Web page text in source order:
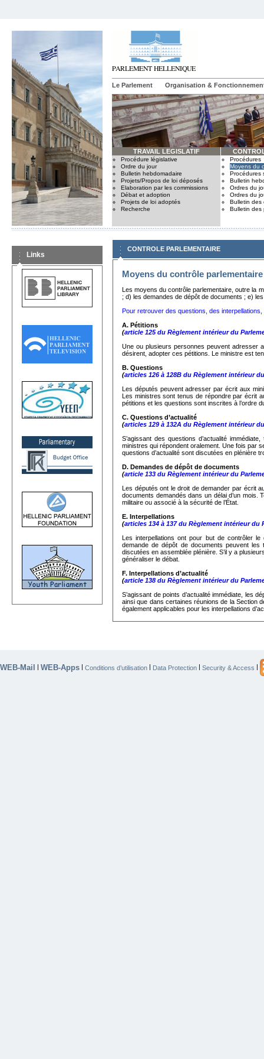
Le Parlement Organisation &
TRAVAIL LEGISLATIF
Procédure législative
Ordre du jour
Bulletin hebdomadaire
Projets/Propos de loi déposés
Elaboration par les commissions
Débat et adoption
Projets de loi adoptés
Recherche
Procédures
Moyens du
Procédures
Bulletin
Ordres du
Ordres du
Bulletin des
Bulletin des
Links
CONTROLE PARLEMENTAIRE
Moyens du contrôle parlementaire
Les moyens du contrôle parlementaire, outre la
; d) les demandes de dépôt de documents ; e)
Pour retrouver des questions, des
A. Pétitions
(article 125 du Règlement intérieur du
Une ou plusieurs personnes peuvent adresser
désirent, adopter ces pétitions. Le ministre est
Β. Questions
(articles 126 à 128B du Règlement intérieur
Les députés peuvent adresser par écrit aux
Les ministres sont tenus de répondre par écrit
pétitions et les questions sont inscrites à l’ordre
C. Questions d’actualité
(articles 129 à 132A du Règlement intérieur
S’agissant des questions d’actualité
ministres qui répondent oralement. Une fois par
questions d’actualité sont discutées en plénière
D. Demandes de dépôt de documents
(article 133 du Règlement intérieur du
Les députés ont le droit de demander par écrit
documents demandés dans un délai d’un
militaire ou associé à la sécurité de l’État.
Ε. Interpellations
(articles 134 à 137 du Règlement intérieur du
Les interpellations ont pour but de contrôler
demande de dépôt de documents peuvent les
discutées en assemblée plénière. S’il y a
généraliser le débat.
F. Interpellations d’actualité
(article 138 du Règlement intérieur du
S’agissant depoints d’actualité immédiate, les
ainsi que dans certaines réunions de la Section
également applicables pour les interpellations
WEB-Mail | WEB-Apps | Conditions d’utilisation | Data Protection | Security & Access |